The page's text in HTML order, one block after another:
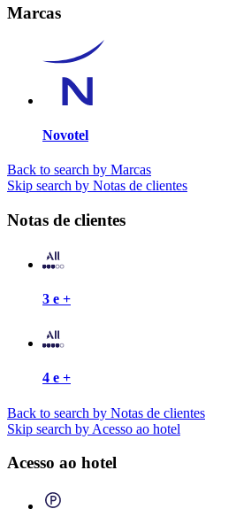
Marcas
Novotel
Back to search by Marcas
Skip search by Notas de clientes
Notas de clientes
3 e +
4 e +
Back to search by Notas de clientes
Skip search by Acesso ao hotel
Acesso ao hotel